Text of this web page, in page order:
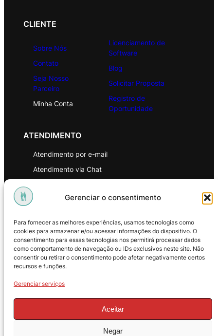
Gerenciar o consentimento
Para fornecer as melhores experiências, usamos tecnologias como
cookies para armazenar e/ou acessar informações do dispositivo. O
consentimento para essas tecnologias nos permitirá processar dados
como comportamento de navegação ou IDs exclusivos neste site. Não
consentir ou retirar o consentimento pode afetar negativamente certos
recursos e funções.
Gerenciar serviços
Aceitar
Negar
CLIENTE
Sobre Nós
Contato
Seja Nosso
Parceiro
Minha Conta
Licenciamento de
Software
Blog
Solicitar Proposta
Registro de
Oportunidade
ATENDIMENTO
Atendimento por e-mail
Atendimento via Chat
Política de Privacidade
Política de Troca e Devoluções
Política de Reembolso